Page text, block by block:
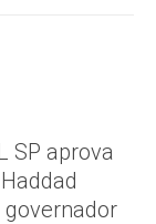
SP aprova